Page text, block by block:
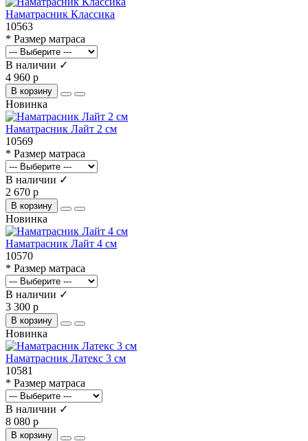
Наматрасник Классика
10563
* Размер матраса
В наличии ✓
4 960 р
В корзину
Новинка
Наматрасник Лайт 2 см
10569
* Размер матраса
В наличии ✓
2 670 р
В корзину
Новинка
Наматрасник Лайт 4 см
10570
* Размер матраса
В наличии ✓
3 300 р
В корзину
Новинка
Наматрасник Латекс 3 см
10581
* Размер матраса
В наличии ✓
8 080 р
В корзину